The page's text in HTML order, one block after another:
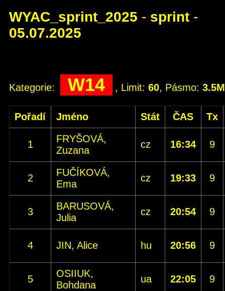
WYAC_sprint_2025 - sprint -
05.07.2025
Kategorie: W14 , Limit: 60, Pásmo:
Pořadí Jméno Stát ČAS Tx
1
FRYŠOVÁ,
Zuzana
cz 16:34 9
2
FUČÍKOVÁ,
Ema
cz 19:33 9
3
BARUSOVÁ,
Julia
cz 20:54 9
4 JIN, Alice hu 20:56 9
5
OSIIUK,
Bohdana
ua 22:05 9